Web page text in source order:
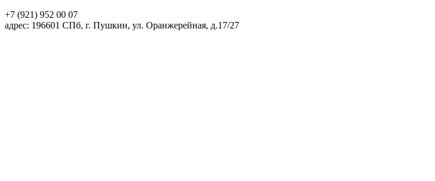
+7 (921) 952 00 07
адpec: 196601 СПб, г. Пушкин, ул. Оранжерейная, д.17/27